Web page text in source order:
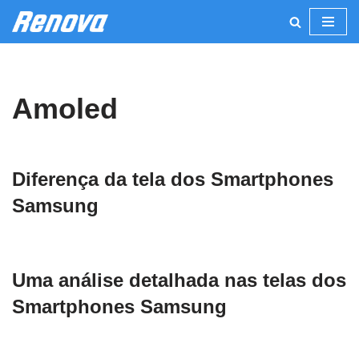
Pular
conteúdo
Amoled
Diferença da tela dos Smartphones
Samsung
Uma análise detalhada nas telas dos
Smartphones Samsung